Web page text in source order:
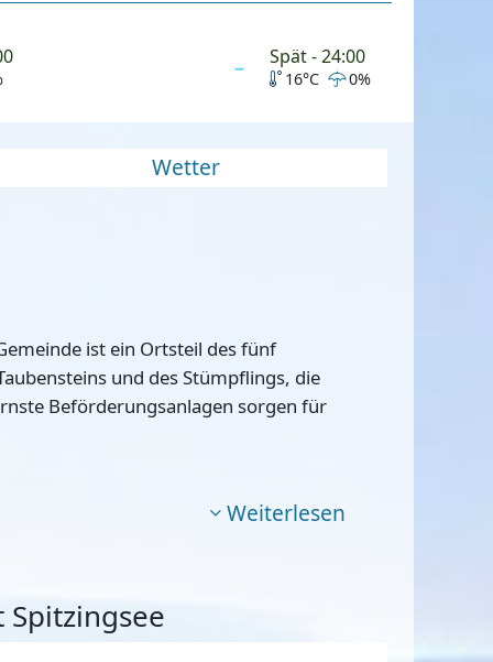
Spät - 24:00
16°C 0%
Wetter
ist ein Ortsteil des fünf
und des Stümpflings, die
Beförderungsanlagen sorgen für
Weiterlesen